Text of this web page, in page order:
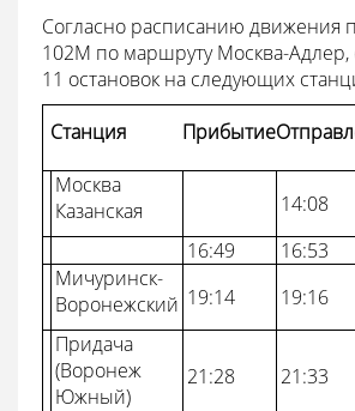
Согласно расписанию движения
102М по маршруту Москва-Адлер,
11 остановок на следующих
Станция
Прибытие
Москва
Казанская
14:08
16:49
16:53
Мичуринск-
Воронежский 19:14 19:16
Придача
(Воронеж
Южный)
21:28 21:33